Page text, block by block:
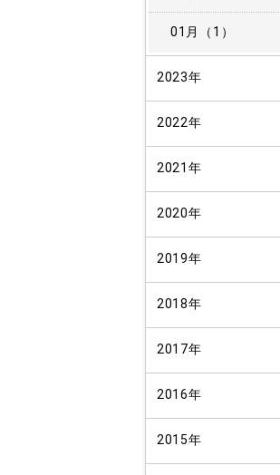
01月（1）
2023年
2022年
2021年
2020年
2019年
2018年
2017年
2016年
2015年